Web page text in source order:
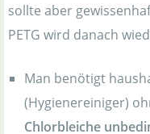
sollte aber
PETG wird danach
Man benötigt
(Hygienereiniger)
Chlorbleiche